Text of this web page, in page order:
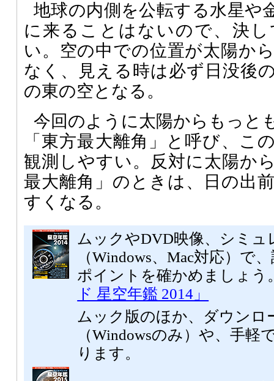
地球の内側を公転する水星や
に来ることはないので、決
い。空の中での位置が太陽か
なく、見える時は必ず日没後
の東の空となる。
今回のように太陽からもっと
「東方最大離角」と呼び、こ
観測しやすい。反対に太陽か
最大離角」のときは、日の出
すくなる。
ムックやDVD映像、シミュ
（Windows、Mac対応）で
ポイントを確かめましょ
ド 星空年鑑 2014」
ムック版のほか、ダウンロ
（Windowsのみ）や、手軽
ります。